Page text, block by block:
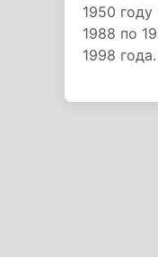
1950
1988 по
1998 года.